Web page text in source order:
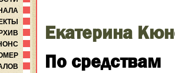
Екатерина
По средствам